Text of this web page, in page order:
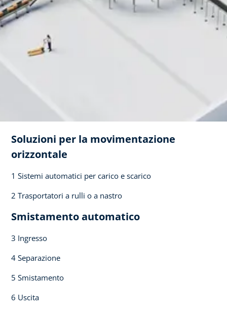
Soluzioni per la movimentazione
orizzontale
1 Sistemi automatici per carico e scarico
2 Trasportatori a rulli o a nastro
Smistamento automatico
3 Ingresso
4 Separazione
5 Smistamento
6 Uscita